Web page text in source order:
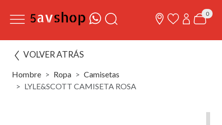
0
VOLVER ATRÁS
Hombre Ropa
Camisetas
LYLE&SCOTT CAMISETA ROSA